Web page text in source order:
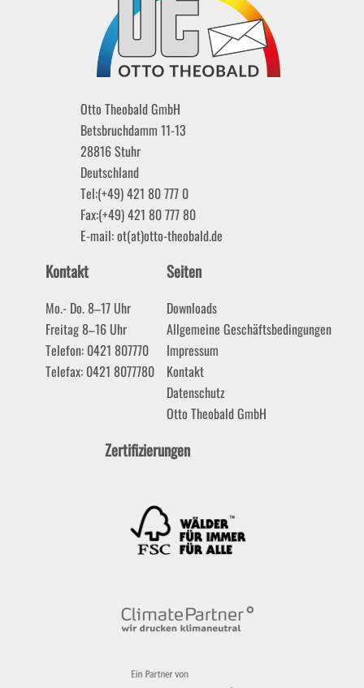
Otto Theobald GmbH
Betsbruchdamm 11-13
28816Stuhr
Deutschland
Tel:(+49) 421 80 777 0
Fax:(+49) 421 80 777 80
E-mail:ot(at)otto-theobald.de
Kontakt
Mo.- Do. 8–17 Uhr
Freitag 8–16 Uhr
Telefon: 0421 807770
Telefax: 0421 8077780
Seiten
Downloads
Allgemeine Geschäftsbedingungen
Impressum
Kontakt
Datenschutz
Otto Theobald GmbH
Zertifizierungen